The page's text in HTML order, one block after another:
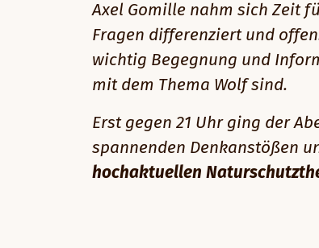
Axel Gomille nahm sich Zeit
Fragen differenziert und
wichtig Begegnung und
mit dem Thema Wolf sind.
Erst gegen 21 Uhr ging der
spannenden Denkanstößen
hochaktuellen